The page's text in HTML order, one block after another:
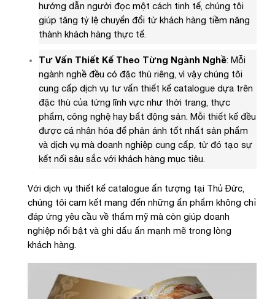
hướng dẫn người đọc một cách tinh tế, chúng tôi
giúp tăng tỷ lệ chuyển đổi từ khách hàng tiềm năng
thành khách hàng thực tế.
Tư Vấn Thiết Kế Theo Từng Ngành Nghề: Mỗi
ngành nghề đều có đặc thù riêng, vì vậy chúng tôi
cung cấp dịch vụ tư vấn thiết kế catalogue dựa trên
đặc thù của từng lĩnh vực như thời trang, thực
phẩm, công nghệ hay bất động sản. Mỗi thiết kế đều
được cá nhân hóa để phản ánh tốt nhất sản phẩm
và dịch vụ mà doanh nghiệp cung cấp, từ đó tạo sự
kết nối sâu sắc với khách hàng mục tiêu.
Với dịch vụ thiết kế catalogue ấn tượng tại Thủ Đức,
chúng tôi cam kết mang đến những ấn phẩm không chỉ
đáp ứng yêu cầu về thẩm mỹ mà còn giúp doanh
nghiệp nổi bật và ghi dấu ấn mạnh mẽ trong lòng
khách hàng.